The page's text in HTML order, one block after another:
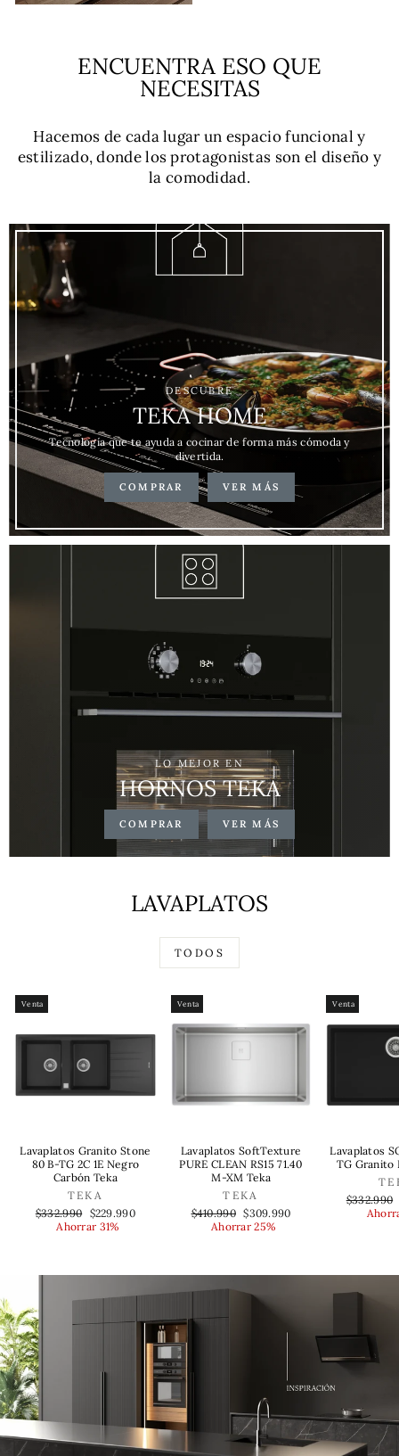
ENCUENTRA ESO QUE
NECESITAS
Hacemos de cada lugar un espacio funcional y
estilizado, donde los protagonistas son el diseño y
la comodidad.
DESCUBRE
TEKA HOME
Tecnología que te ayuda a cocinar de forma más cómoda y
divertida.
COMPRAR VER MÁS
LO MEJOR EN
HORNOS TEKA
COMPRAR VER MÁS
LAVAPLATOS
TODOS
Venta
Lavaplatos Granito Stone
80 B-TG 2C 1E Negro
Carbón Teka
TEKA
Precio
habitual
$332.990 Precio
de
$229.990
Ahorrar 31%
Venta
Lavaplatos SoftTexture
PURE CLEAN RS15 71.40
M-XM Teka
TEKA
Precio
habitual
$410.990 Precio
de
$309.990
Ahorrar 25%
Venta
Lavaplatos
TG Granito
Precio
habitual
$332.990